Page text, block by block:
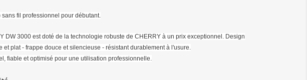
sans fil professionnel pour débutant.
DW 3000 est doté de la technologie robuste de CHERRY à un prix exceptionnel. Design
et plat - frappe douce et silencieuse - résistant durablement à l'usure.
fiable et optimisé pour une utilisation professionnelle.